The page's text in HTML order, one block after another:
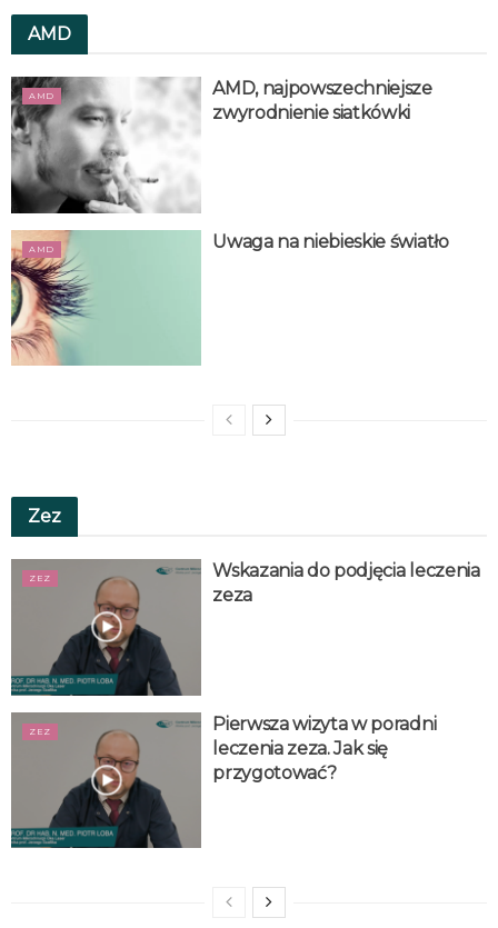
AMD
AMD
AMD, najpowszechniejsze
zwyrodnienie siatkówki
AMD Uwaga na niebieskie światło
Zez
ZEZ
Wskazania do podjęcia leczenia
zeza
ZEZ
Pierwsza wizyta w poradni
leczenia zeza. Jak się
przygotować?